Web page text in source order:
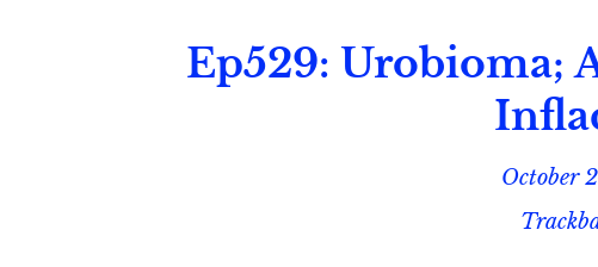
Ep529: Urobioma;
October